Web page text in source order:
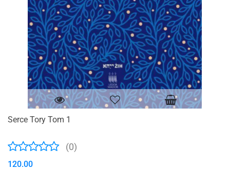
Serce Tory Tom 1
(0)
120.00